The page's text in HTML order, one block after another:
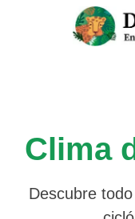
Clima
Descubre